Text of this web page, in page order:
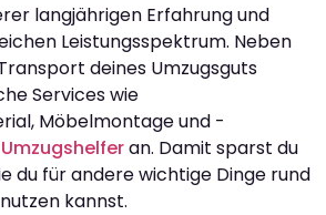
langjährigen Erfahrung und
Leistungsspektrum. Neben
deines Umzugsguts
Services wie
Möbelmontage und -
Umzugshelferan. Damit sparst du
du für andere wichtige Dinge rund
kannst.